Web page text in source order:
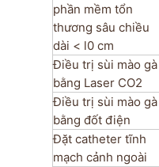
phần mềm tổn
thương sâu chiều
dài < l0 cm
Điều trị sùi mào gà
bằng Laser CO2
Điều trị sùi mào gà
bằng đốt điện
Đặt catheter tĩnh
mạch cảnh ngoài